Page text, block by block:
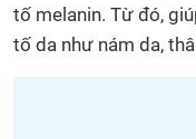
tố melanin. Từ đó,
tố da như nám da,